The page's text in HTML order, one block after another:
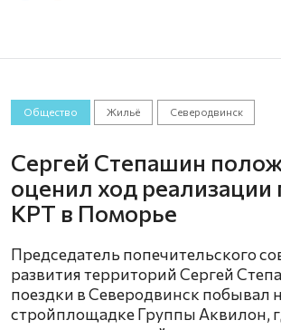
Общество Жильё Северодвинск
Сергей Степашин
оценил ход реализации
КРТ в Поморье
Председатель попечительского
развития территорий Сергей
поездки в Северодвинск побывал
стройплощадке Группы Аквилон,